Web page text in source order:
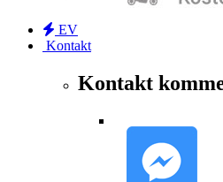
EV
Kontakt
Kontakt